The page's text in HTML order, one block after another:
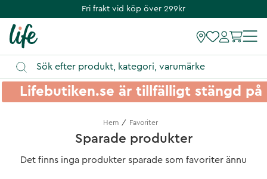
Fri frakt vid köp över 299kr
Lifebutiken.se är tillfälligt stängd
Hem Favoriter
Sparade produkter
Det finns inga produkter sparade som favoriter ännu